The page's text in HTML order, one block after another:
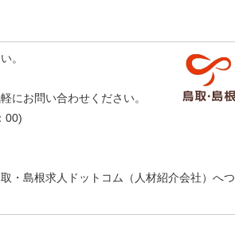
。
にお問い合わせください。
00)
・島根求人ドットコム（人材紹介会社）へつ